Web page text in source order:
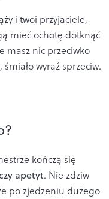
i twoi przyjaciele,
mieć ochotę dotknąć
masz nic przeciwko
wyraź sprzeciw.
kończą się
apetyt. Nie zdziw
po zjedzeniu dużego